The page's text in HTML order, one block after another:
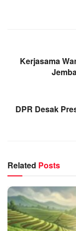
Kerjasama
DPR Desak
Related Posts